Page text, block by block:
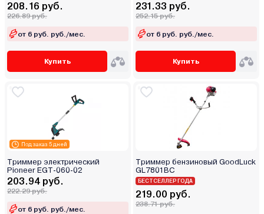
208.16 руб.
226.89 руб.
от 6 руб. руб./мес.
Купить
231.33 руб.
252.15 руб.
от 6 руб. руб./мес.
Купить
Под заказ 5 дней
Триммер электрический
Pioneer EGT-060-02
203.94 руб.
222.29 руб.
от 6 руб. руб./мес.
Триммер бензиновый GoodLuck
GL7801BC
БЕСТСЕЛЛЕР ГОДА
219.00 руб.
238.71 руб.